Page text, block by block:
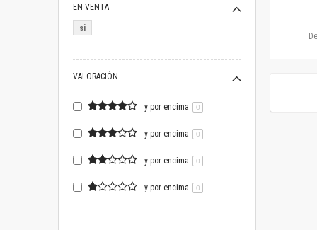
EN VENTA
si
VALORACIÓN
y por encima 0
y por encima 0
y por encima 0
y por encima 0